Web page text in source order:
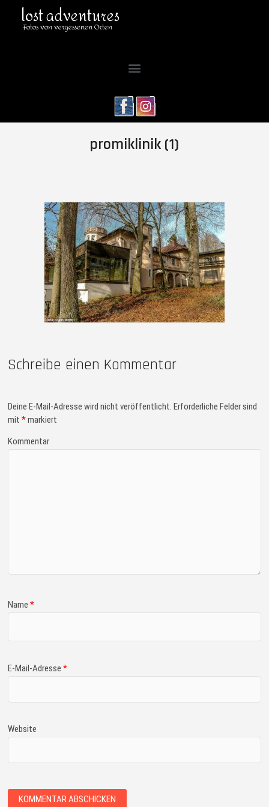
lost adventures
Fotos von vergessenen Orten
promiklinik (1)
Schreibe einen Kommentar
Deine E-Mail-Adresse wird nicht veröffentlicht. Erforderliche Felder sind
mit*markiert
Kommentar
Name*
E-Mail-Adresse*
Website